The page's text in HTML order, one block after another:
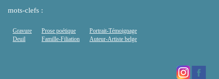
mots-clefs :
Gravure
Deuil
Prose poétique
Famille-Filiation
Portrait-Témoignage
Auteur-Artiste belge